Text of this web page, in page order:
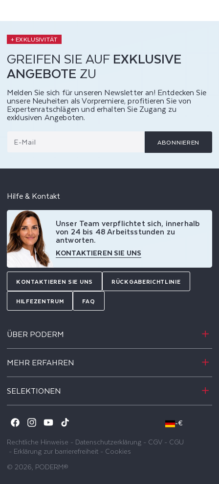
+ EXKLUSIVITÄT
GREIFEN SIE AUFEXKLUSIVE
ANGEBOTE ZU
Melden Sie sich für unseren Newsletter an! Entdecken Sie
unsere Neuheiten als Vorpremiere, profitieren Sie von
Expertenratschlägen und erhalten Sie Zugang zu
exklusiven Angeboten.
E-Mail ABONNIEREN
Hilfe & Kontakt
Unser Team verpflichtet sich, innerhalb
von 24 bis 48 Arbeitsstunden zu
antworten.
KONTAKTIEREN SIE UNS
KONTAKTIEREN SIE UNS RÜCKGABERICHTLINIE
HILFEZENTRUM FAQ
ÜBER PODERM
MEHR ERFAHREN
SELEKTIONEN
FacebookInstagramYouTubeTikTok -€
Rechtliche Hinweise - Datenschutzerklärung - CGV - CGU
- Erklärung zur barrierefreiheit - Cookies
© 2026, PODERM®